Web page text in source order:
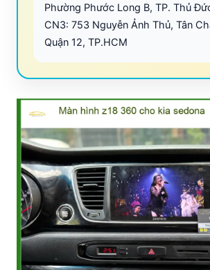
Phường Phước Long B, TP. Thủ
CN3: 753 Nguyễn Ảnh Thủ, Tân
Quận 12, TP.HCM